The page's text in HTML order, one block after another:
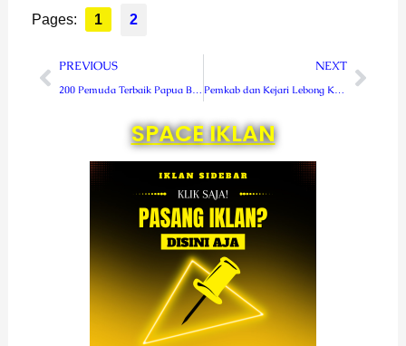
Pages: 1 2
Prev
PREVIOUS
200 Pemuda Terbaik Papua Barat dan Papua Barat Daya Ikuti Latsarmil Komcad Tahun 2023
NEXTNext
SPACE IKLAN